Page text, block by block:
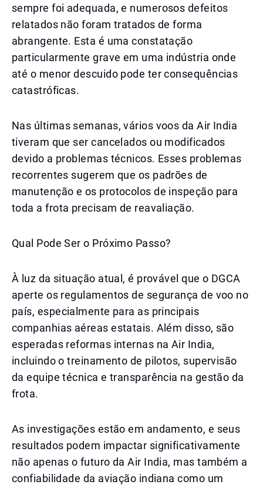
sempre foi adequada, e numerosos defeitos
relatados não foram tratados de forma
abrangente. Esta é uma constatação
particularmente grave em uma indústria onde
até o menor descuido pode ter consequências
catastróficas.
Nas últimas semanas, vários voos da Air India
tiveram que ser cancelados ou modificados
devido a problemas técnicos. Esses problemas
recorrentes sugerem que os padrões de
manutenção e os protocolos de inspeção para
toda a frota precisam de reavaliação.
Qual Pode Ser o Próximo Passo?
À luz da situação atual, é provável que o DGCA
aperte os regulamentos de segurança de voo no
país, especialmente para as principais
companhias aéreas estatais. Além disso, são
esperadas reformas internas na Air India,
incluindo o treinamento de pilotos, supervisão
da equipe técnica e transparência na gestão da
frota.
As investigações estão em andamento, e seus
resultados podem impactar significativamente
não apenas o futuro da Air India, mas também a
confiabilidade da aviação indiana como um